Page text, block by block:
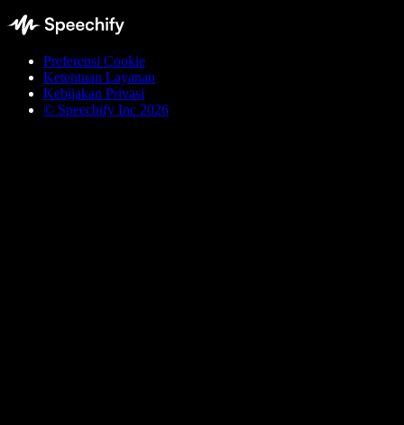
Preferensi Cookie
Ketentuan Layanan
Kebijakan Privasi
© Speechify Inc 2026